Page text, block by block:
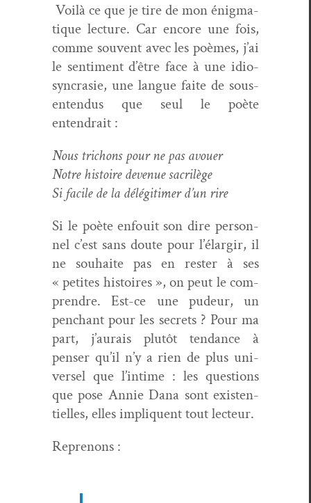
Voilà ce que je tire de mon énig­ma­
tique lec­ture. Car encore une fois,
comme sou­vent avec les poèmes, j’ai
le sen­ti­ment d’être face à une idio­
syn­crasie, une langue faite de sous-
enten­dus que seul le poète
entendrait :
Nous tri­chons pour ne pas avouer
Notre his­toire dev­enue sacrilège
Si facile de la délégitimer d’un rire
Si le poète enfouit son dire per­son­
nel c’est sans doute pour l’élargir, il
ne souhaite pas en rester à ses
« petites his­toires », on peut le com­
pren­dre. Est-ce une pudeur, un
pen­chant pour les secrets ? Pour ma
part, j’aurais plutôt ten­dance à
penser qu’il n’y a rien de plus uni­
versel que l’intime : les ques­tions
que pose Annie Dana sont exis­ten­
tielles, elles impliquent tout lecteur.
Reprenons :